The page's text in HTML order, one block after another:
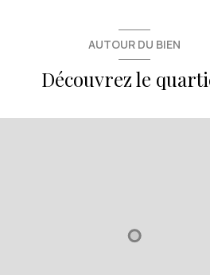
AUTOUR DU BIEN
Découvrez le